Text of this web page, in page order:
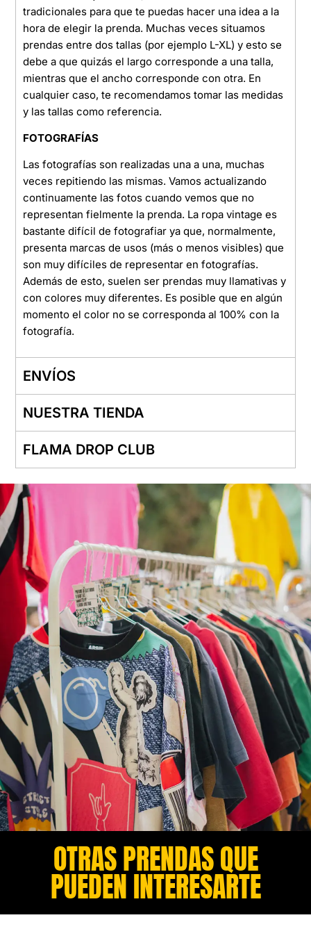
tradicionales para que te puedas hacer una idea a la
hora de elegir la prenda. Muchas veces situamos
prendas entre dos tallas (por ejemplo L-XL) y esto se
debe a que quizás el largo corresponde a una talla,
mientras que el ancho corresponde con otra. En
cualquier caso, te recomendamos tomar las medidas
y las tallas como referencia.
FOTOGRAFÍAS
Las fotografías son realizadas una a una, muchas
veces repitiendo las mismas. Vamos actualizando
continuamente las fotos cuando vemos que no
representan fielmente la prenda. La ropa vintage es
bastante difícil de fotografiar ya que, normalmente,
presenta marcas de usos (más o menos visibles) que
son muy difíciles de representar en fotografías.
Además de esto, suelen ser prendas muy llamativas y
con colores muy diferentes. Es posible que en algún
momento el color no se corresponda al 100% con la
fotografía.
ENVÍOS
NUESTRA TIENDA
FLAMA DROP CLUB
OTRAS PRENDAS QUE
PUEDEN INTERESARTE​